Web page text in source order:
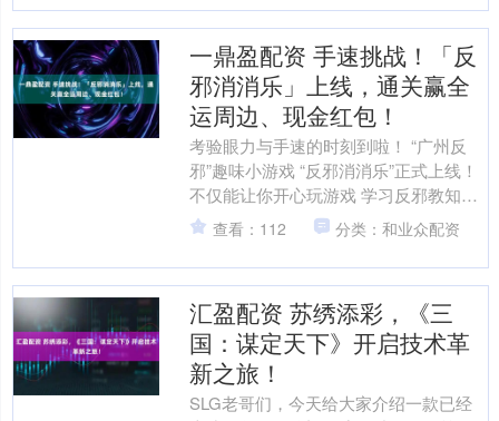
一鼎盈配资 手速挑战！「反
邪消消乐」上线，通关赢全
运周边、现金红包！
考验眼力与手速的时刻到啦！ “广州反
邪”趣味小游戏 “反邪消消乐”正式上线！
不仅能让你开心玩游戏 学习反邪教知识
更有全运会吉祥物周边、现金红包等 海
量好礼等....
查看：112 分类：和业众配资
汇盈配资 苏绣添彩，《三
国：谋定天下》开启技术革
新之旅！
SLG老哥们，今天给大家介绍一款已经